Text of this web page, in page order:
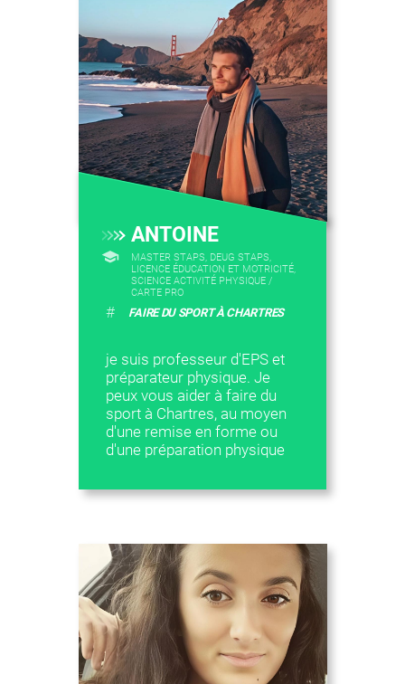
ANTOINE
MASTER STAPS, DEUG STAPS,
LICENCE ÉDUCATION ET MOTRICITÉ,
SCIENCE ACTIVITÉ PHYSIQUE /
CARTE PRO
# FAIRE DU SPORT À CHARTRES
je suis professeur d'EPS et
préparateur physique. Je
peux vous aider à faire du
sport à Chartres, au moyen
d'une remise en forme ou
d'une préparation physique